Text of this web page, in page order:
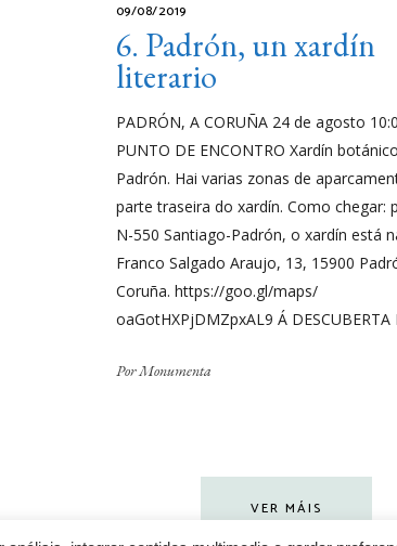
09/08/2019
6. Padrón, un xardín
literario
PADRÓN, A CORUÑA 24 de agosto
PUNTO DE ENCONTRO Xardín
Padrón. Hai varias zonas de
parte traseira do xardín. Como chegar:
N-550 Santiago-Padrón, o xardín está
Franco Salgado Araujo, 13, 15900
Coruña. https://goo.gl/maps/
oaGotHXPjDMZpxAL9 Á DESCUBERTA
PorMonumenta
VER MÁIS